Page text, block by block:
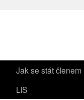
Jak se stát členem
LiS